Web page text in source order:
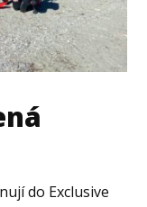
do Exclusive